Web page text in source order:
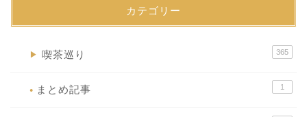
カテゴリー
▶ 喫茶巡り 365
● まとめ記事 1